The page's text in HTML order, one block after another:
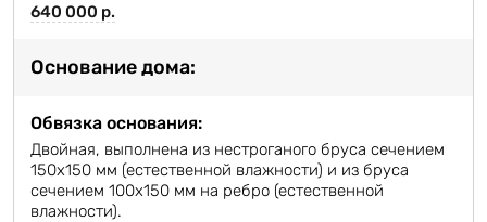
640 000 р.
Основание дома:
Обвязка основания:
Двойная, выполнена из нестроганого бруса сечением
150х150 мм (естественной влажности) и из бруса
сечением 100х150 мм на ребро (естественной
влажности).